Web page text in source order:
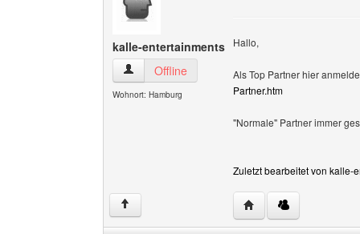
kalle-entertainments
kalle-entertainments Benutzer-Profile anzeigen
Offline
Wohnort: Hamburg
Hallo,
Als Top Partner hier
Partner.htm
"Normale" Partner immer
Zuletzt bearbeitet von kalle-
↑ Website dieses